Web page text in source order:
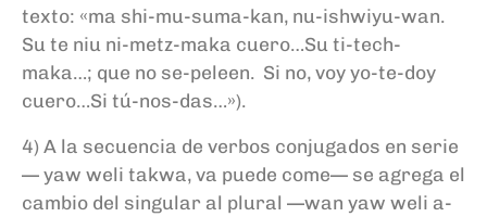
texto: «ma shi-mu-suma-kan, nu-ishwiyu-wan.
Su te niu ni-metz-maka cuero…Su ti-tech-
maka…; que no se-peleen. Si no, voy yo-te-doy
cuero…Si tú-nos-das…»).
4) A la secuencia de verbos conjugados en serie
— yaw weli takwa, va puede come— se agrega el
cambio del singular al plural —wan yaw weli a-